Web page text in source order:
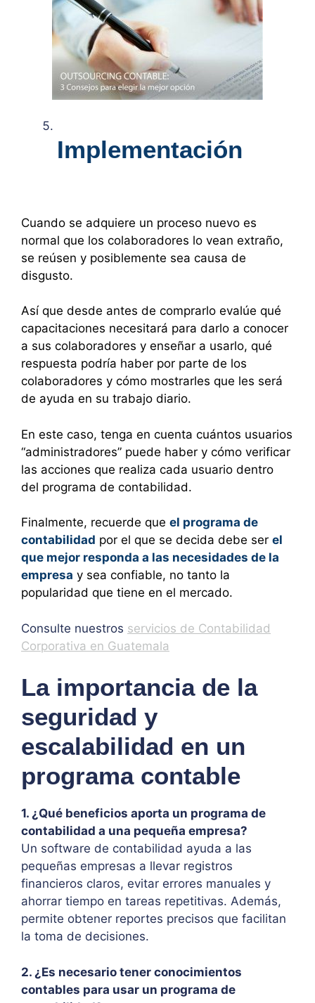
Implementación
Cuando se adquiere un proceso nuevo es
normal que los colaboradores lo vean extraño,
se reúsen y posiblemente sea causa de
disgusto.
Así que desde antes de comprarlo evalúe qué
capacitaciones necesitará para darlo a conocer
a sus colaboradores y enseñar a usarlo, qué
respuesta podría haber por parte de los
colaboradores y cómo mostrarles que les será
de ayuda en su trabajo diario.
En este caso, tenga en cuenta cuántos usuarios
“administradores” puede haber y cómo verificar
las acciones que realiza cada usuario dentro
del programa de contabilidad.
Finalmente, recuerde que el programa de
contabilidad por el que se decida debe ser el
que mejor responda a las necesidades de la
empresa y sea confiable, no tanto la
popularidad que tiene en el mercado.
Consulte nuestros servicios de Contabilidad
Corporativa en Guatemala
La importancia de la
seguridad y
escalabilidad en un
programa contable
1. ¿Qué beneficios aporta un programa de
contabilidad a una pequeña empresa?
Un software de contabilidad ayuda a las
pequeñas empresas a llevar registros
financieros claros, evitar errores manuales y
ahorrar tiempo en tareas repetitivas. Además,
permite obtener reportes precisos que facilitan
la toma de decisiones.
2. ¿Es necesario tener conocimientos
contables para usar un programa de